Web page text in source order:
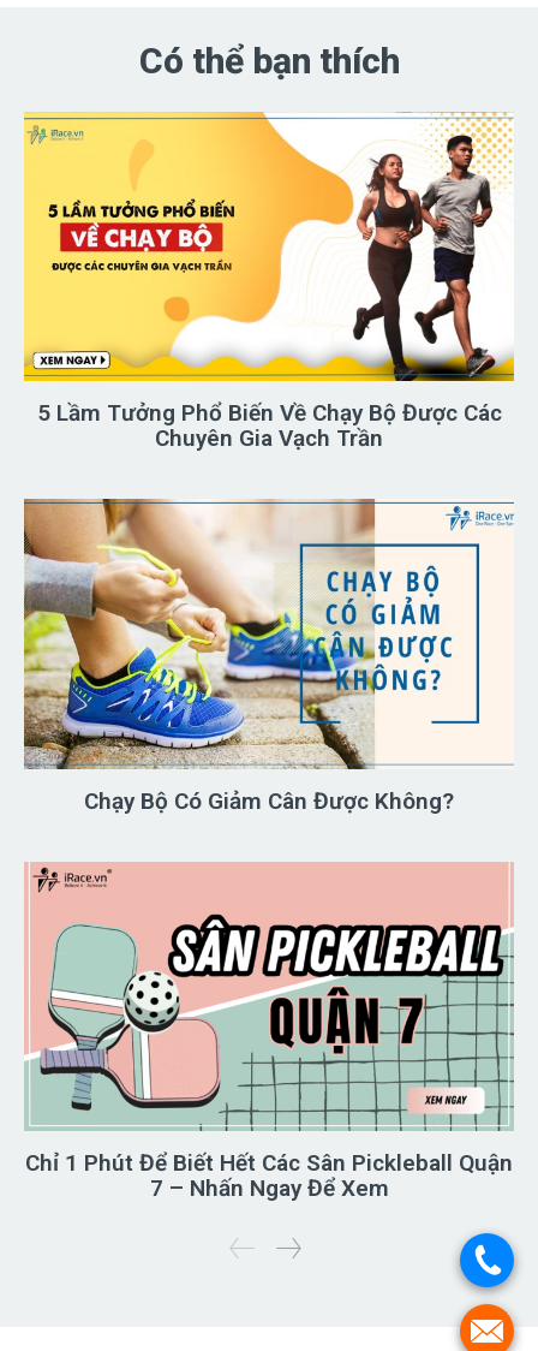
Có thể bạn thích
5 Lầm Tưởng Phổ Biến Về Chạy Bộ Được Các
Chuyên Gia Vạch Trần
Chạy Bộ Có Giảm Cân Được Không?
Chỉ 1 Phút Để Biết Hết Các Sân Pickleball Quận
7 – Nhấn Ngay Để Xem
.
.